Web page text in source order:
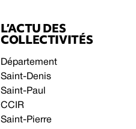
L’ACTU DES
COLLECTIVITÉS
Département
Saint-Denis
Saint-Paul
CCIR
Saint-Pierre